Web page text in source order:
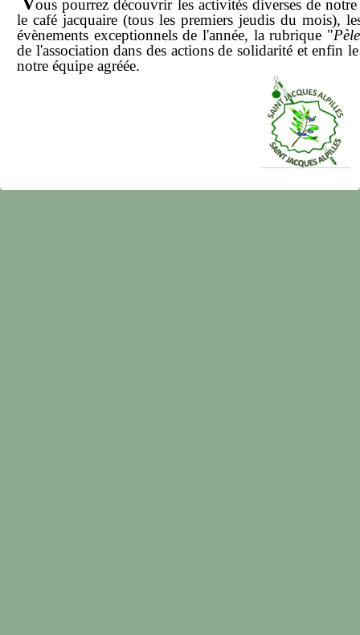
notre association
ous pourrez découvrir les activités diverses de
le café jacquaire (tous les premiers jeudis du mois),
évènements exceptionnels de l'année, la rubrique "
de l'association dans des actions de solidarité et enfin
notre équipe agréée.